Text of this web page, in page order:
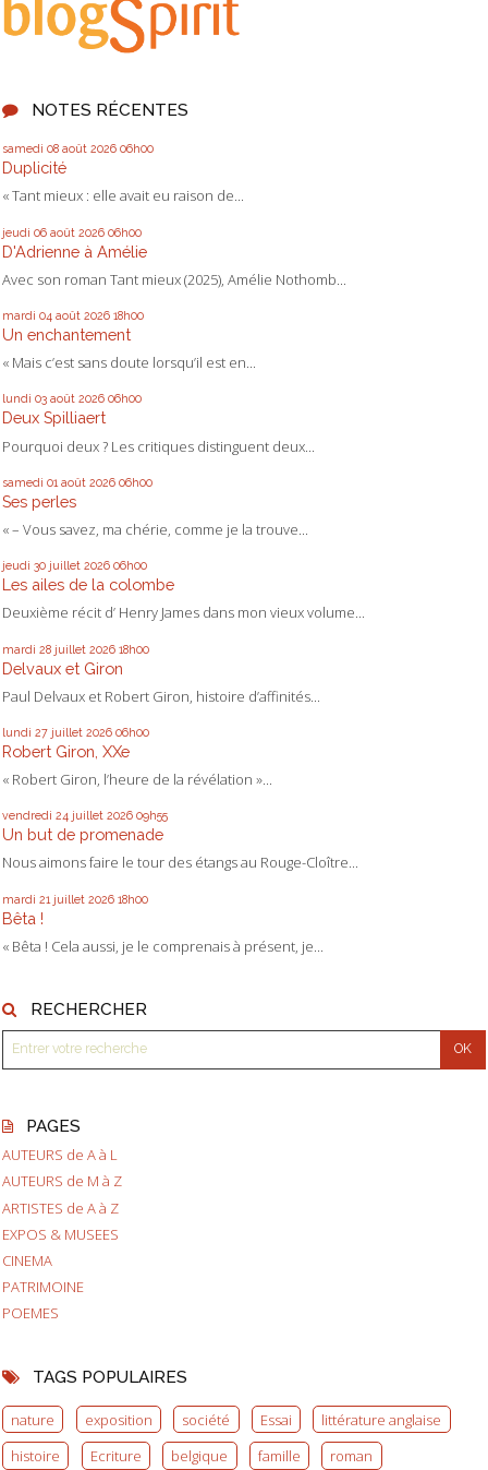
NOTES RÉCENTES
samedi 08 août 2026 06h00
Duplicité
« Tant mieux : elle avait eu raison de...
jeudi 06 août 2026 06h00
D'Adrienne à Amélie
Avec son roman Tant mieux (2025), Amélie Nothomb...
mardi 04 août 2026 18h00
Un enchantement
« Mais c’est sans doute lorsqu’il est en...
lundi 03 août 2026 06h00
Deux Spilliaert
Pourquoi deux ? Les critiques distinguent deux...
samedi 01 août 2026 06h00
Ses perles
« – Vous savez, ma chérie, comme je la trouve...
jeudi 30 juillet 2026 06h00
Les ailes de la colombe
Deuxième récit d’ Henry James dans mon vieux volume...
mardi 28 juillet 2026 18h00
Delvaux et Giron
Paul Delvaux et Robert Giron, histoire d’affinités...
lundi 27 juillet 2026 06h00
Robert Giron, XXe
« Robert Giron, l’heure de la révélation »...
vendredi 24 juillet 2026 09h55
Un but de promenade
Nous aimons faire le tour des étangs au Rouge-Cloître...
mardi 21 juillet 2026 18h00
Bêta !
« Bêta ! Cela aussi, je le comprenais à présent, je...
RECHERCHER
PAGES
AUTEURS de A à L
AUTEURS de M à Z
ARTISTES de A à Z
EXPOS & MUSEES
CINEMA
PATRIMOINE
POEMES
TAGS POPULAIRES
nature exposition société Essai
littérature anglaise
histoire
Ecriture belgique famille
roman